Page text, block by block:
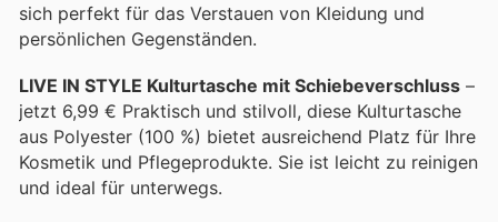
sich perfekt für das Verstauen von Kleidung und
persönlichen Gegenständen.
LIVE IN STYLE Kulturtasche mit Schiebeverschluss –
jetzt 6,99 € Praktisch und stilvoll, diese Kulturtasche
aus Polyester (100 %) bietet ausreichend Platz für Ihre
Kosmetik und Pflegeprodukte. Sie ist leicht zu reinigen
und ideal für unterwegs.